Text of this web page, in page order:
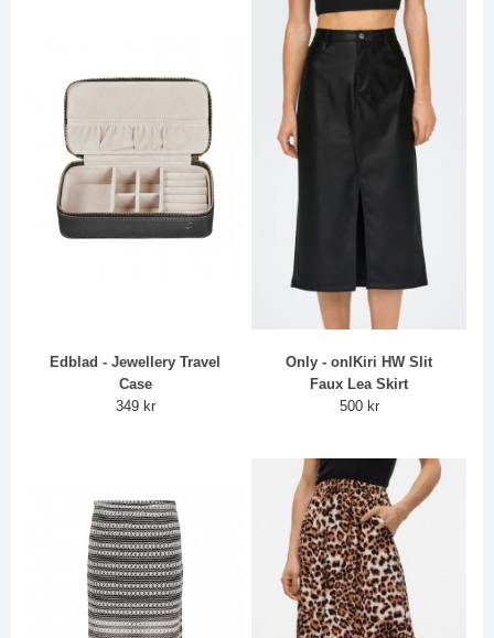
Edblad - Jewellery Travel
Case
349 kr
Only - onlKiri HW Slit
Faux Lea Skirt
500 kr